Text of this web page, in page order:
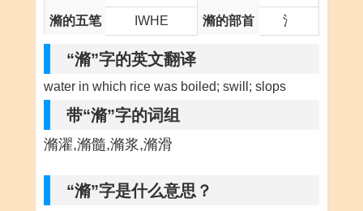
滫的五笔 IWHE 滫的部首 氵
“滫”字的英文翻译
water in which rice was boiled; swill; slops
带“滫”字的词组
滫濯,滫髓,滫浆,滫滑
“滫”字是什么意思？